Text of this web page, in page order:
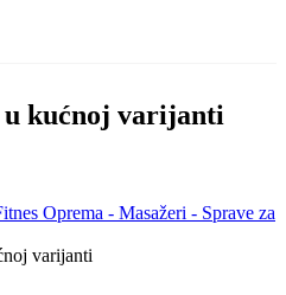
u kućnoj varijanti
Oprema - Masažeri - Sprave za
varijanti